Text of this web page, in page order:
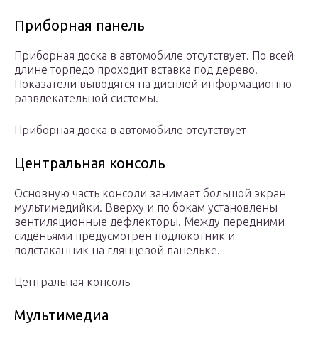
Приборная панель
Приборная доска в автомобиле отсутствует. По всей
длине торпедо проходит вставка под дерево.
Показатели выводятся на дисплей информационно-
развлекательной системы.
Приборная доска в автомобиле отсутствует
Центральная консоль
Основную часть консоли занимает большой экран
мультимедийки. Вверху и по бокам установлены
вентиляционные дефлекторы. Между передними
сиденьями предусмотрен подлокотник и
подстаканник на глянцевой панельке.
Центральная консоль
Мультимедиа